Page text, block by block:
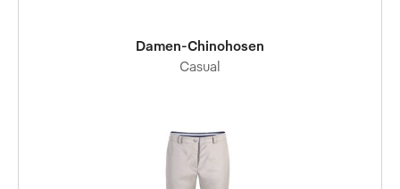
Damen-Chinohosen
Casual